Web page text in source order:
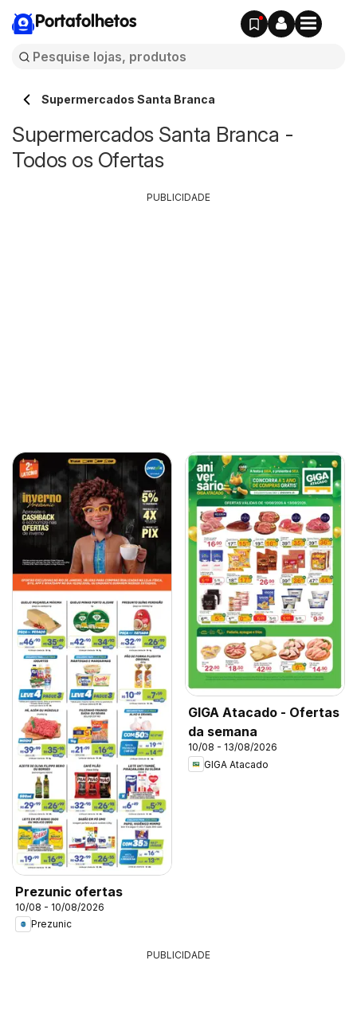
Portafolhetos
Supermercados Santa Branca
Supermercados Santa Branca -
Todos os Ofertas
Prezunic ofertas
10/08 - 10/08/2026
Prezunic
GIGA Atacado - Ofertas
da semana
10/08 - 13/08/2026
GIGA Atacado
PUBLICIDADE
PUBLICIDADE